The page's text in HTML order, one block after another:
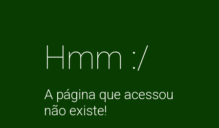
Hmm :/
A página que acessou
não existe!